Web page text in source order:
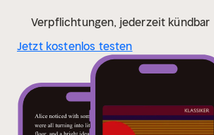
Verpflichtungen, jederzeit kündbar
Jetzt kostenlos testen